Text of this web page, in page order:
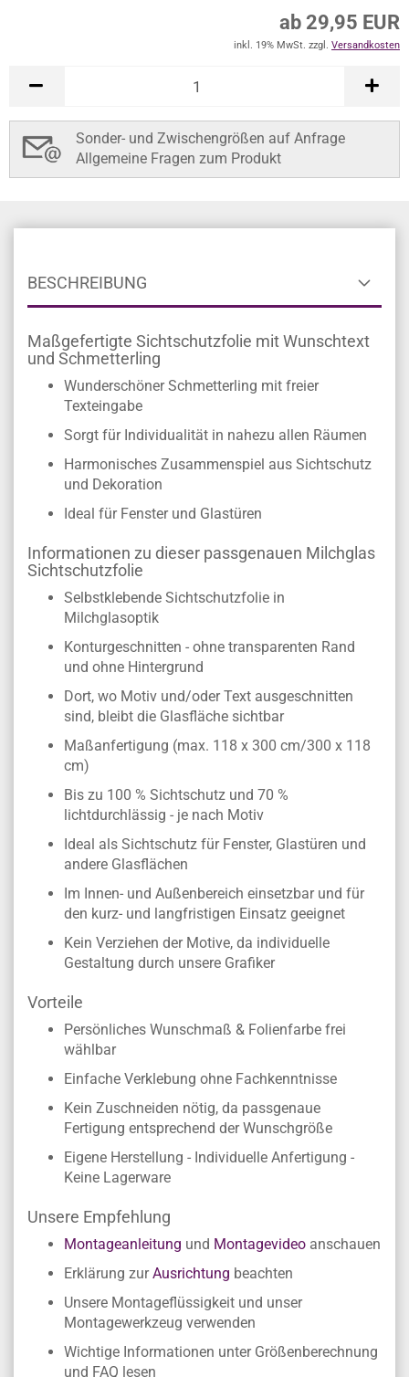
ab 29,95 EUR
inkl. 19% MwSt. zzgl. Versandkosten
Sonder- und Zwischengrößen auf Anfrage
Allgemeine Fragen zum Produkt
BESCHREIBUNG
Maßgefertigte Sichtschutzfolie mit Wunschtext
und Schmetterling
Wunderschöner Schmetterling mit freier
Texteingabe
Sorgt für Individualität in nahezu allen Räumen
Harmonisches Zusammenspiel aus Sichtschutz
und Dekoration
Ideal für Fenster und Glastüren
Informationen zu dieser passgenauen Milchglas
Sichtschutzfolie
Selbstklebende Sichtschutzfolie in
Milchglasoptik
Konturgeschnitten - ohne transparenten Rand
und ohne Hintergrund
Dort, wo Motiv und/oder Text ausgeschnitten
sind, bleibt die Glasfläche sichtbar
Maßanfertigung (max. 118 x 300 cm/300 x 118
cm)
Bis zu 100 % Sichtschutz und 70 %
lichtdurchlässig - je nach Motiv
Ideal als Sichtschutz für Fenster, Glastüren und
andere Glasflächen
Im Innen- und Außenbereich einsetzbar und für
den kurz- und langfristigen Einsatz geeignet
Kein Verziehen der Motive, da individuelle
Gestaltung durch unsere Grafiker
Vorteile
Persönliches Wunschmaß & Folienfarbe frei
wählbar
Einfache Verklebung ohne Fachkenntnisse
Kein Zuschneiden nötig, da passgenaue
Fertigung entsprechend der Wunschgröße
Eigene Herstellung - Individuelle Anfertigung -
Keine Lagerware
Unsere Empfehlung
Montageanleitung und Montagevideo anschauen
Erklärung zurAusrichtung beachten
Unsere Montageflüssigkeit und unser
Montagewerkzeug verwenden
Wichtige Informationen unter Größenberechnung
und FAQ lesen